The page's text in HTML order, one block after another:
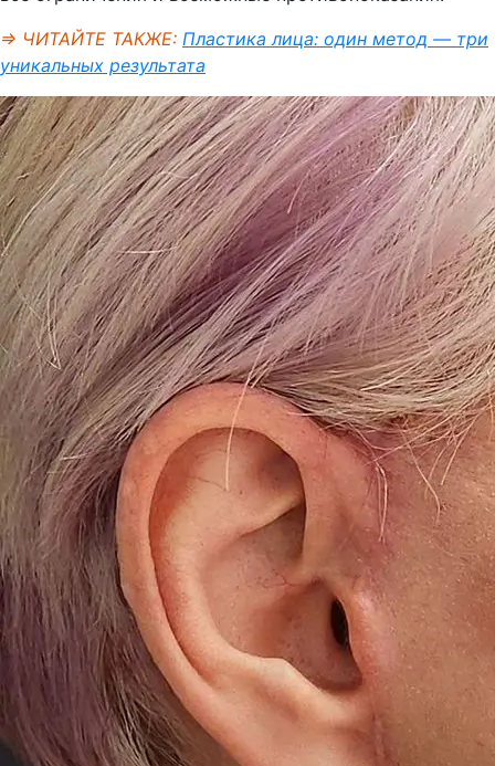
⇒ ЧИТАЙТЕ ТАКЖЕ: Пластика лица: один метод — три
уникальных результата